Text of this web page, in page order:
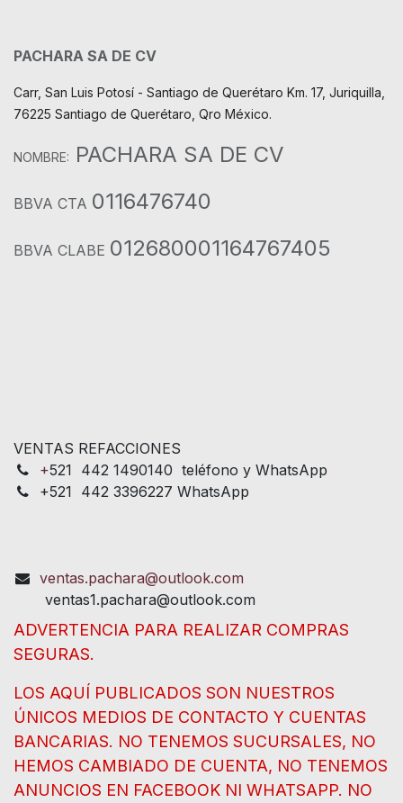
PACHARA SA DE CV
Carr, San Luis Potosí - Santiago de Querétaro Km. 17, Juriquilla,
76225 Santiago de Querétaro, Qro México.
NOMBRE: PACHARA SA DE CV
BBVA CTA 0116476740
BBVA CLABE 012680001164767405
VENTAS REFACCIONES
+521 442 1490140 teléfono y WhatsApp
+521 442 3396227 WhatsApp
ventas.pachara@outlook.com
ventas1.pachara@outlook.com
ADVERTENCIA PARA REALIZAR COMPRAS
SEGURAS.
LOS AQUÍ PUBLICADOS SON NUESTROS
ÚNICOS MEDIOS DE CONTACTO Y CUENTAS
BANCARIAS. NO TENEMOS SUCURSALES, NO
HEMOS CAMBIADO DE CUENTA, NO TENEMOS
ANUNCIOS EN FACEBOOK NI WHATSAPP. NO